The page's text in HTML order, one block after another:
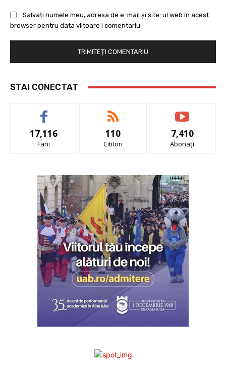
Salvați numele meu, adresa de e-mail și site-ul web în acest
browser pentru data viitoare i comentariu.
STAI CONECTAT
17,116
Fani
110
Cititori
7,410
Abonați